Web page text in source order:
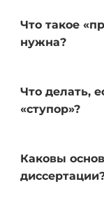
Что такое
нужна?
Что делать,
«ступор»?
Каковы